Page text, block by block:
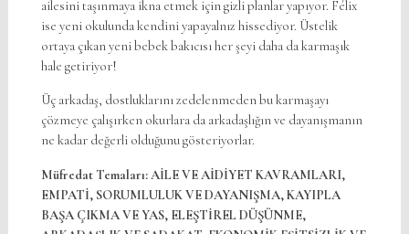
ailesini taşınmaya ikna etmek için gizli planlar yapıyor. Félix
ise yeni okulunda kendini yapayalnız hissediyor. Üstelik
ortaya çıkan yeni bebek bakıcısı her şeyi daha da karmaşık
hale getiriyor!
Üç arkadaş, dostluklarını zedelenmeden bu karmaşayı
çözmeye çalışırken okurlara da arkadaşlığın ve dayanışmanın
ne kadar değerli olduğunu gösteriyorlar.
Müfredat Temaları:AİLE VE AİDİYET KAVRAMLARI,
EMPATİ, SORUMLULUK VE DAYANIŞMA, KAYIPLA
BAŞA ÇIKMA VE YAS, ELEŞTİREL DÜŞÜNME,